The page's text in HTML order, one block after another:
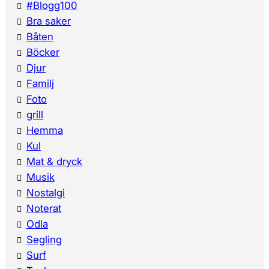
#Blogg100
Bra saker
Båten
Böcker
Djur
Familj
Foto
grill
Hemma
Kul
Mat & dryck
Musik
Nostalgi
Noterat
Odla
Segling
Surf